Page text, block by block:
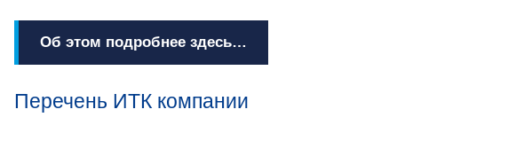
Об этом подробнее здесь…
Перечень ИТК компании